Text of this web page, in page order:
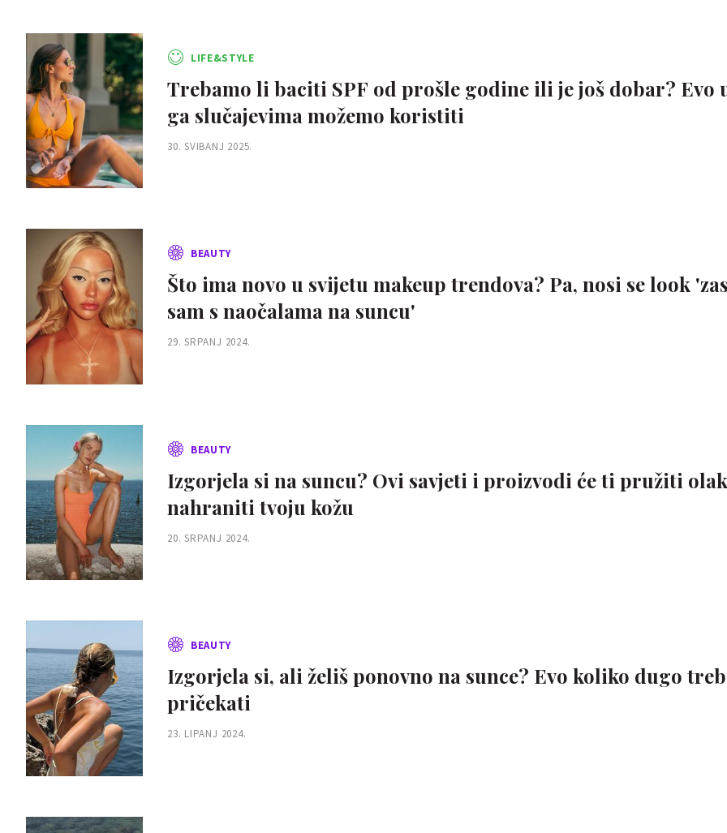
LIFE&STYLE
Trebamo li baciti SPF od prošle godine ili je još dobar? Evo
ga slučajevima možemo koristiti
30. SVIBANJ 2025.
BEAUTY
Što ima novo u svijetu makeup trendova? Pa, nosi se look
sam s naočalama na suncu'
29. SRPANJ 2024.
BEAUTY
Izgorjela si na suncu? Ovi savjeti i proizvodi će ti pružiti
nahraniti tvoju kožu
20. SRPANJ 2024.
BEAUTY
Izgorjela si, ali želiš ponovno na sunce? Evo koliko dugo
pričekati
23. LIPANJ 2024.